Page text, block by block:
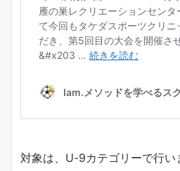
対象は、U-9カテゴリーで行い